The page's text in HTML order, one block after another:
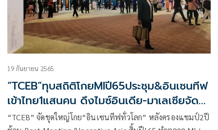
19 กันยายน 2565
“TCEB”ทุบสถิติโกยMIปี65ประชุม&อินเซนทีฟ
เข้าไทย1แสนคน ดึงไมซ์อินเดีย-มาเลเซียจัด
ปลายปี2พันล้านกวาด5กลุ่มธุรกิจ
“TCEB” จัดชุดใหญ่โกย“อินเซนทีฟทั่วโลก” หลังครองแชมป์2ปี